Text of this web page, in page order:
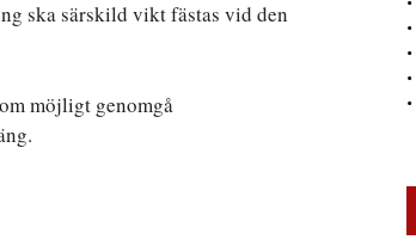
ska särskild vikt fästas vid den
möjligt genomgå
•
•
•
•